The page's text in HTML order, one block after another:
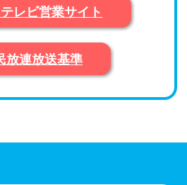
レビ営業サイト​
放連放送基準​